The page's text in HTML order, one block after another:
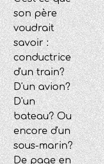
son père
voudrait
savoir :
conductrice
d'un train?
D'un avion?
D'un
bateau? Ou
encore d'un
sous-marin?
De page en